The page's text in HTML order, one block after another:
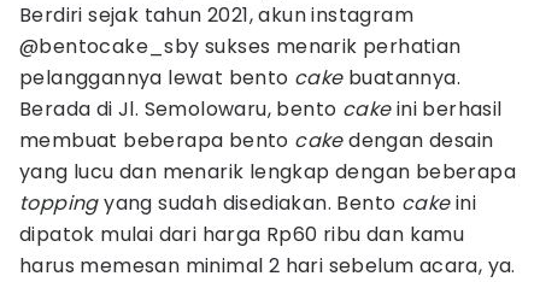
Berdiri sejak tahun 2021, akun instagram
@bentocake_sby sukses menarik perhatian
pelanggannya lewat bento cakebuatannya.
Berada di Jl. Semolowaru, bento cakeini berhasil
membuat beberapa bento cakedengan desain
yang lucu dan menarik lengkap dengan beberapa
toppingyang sudah disediakan. Bento cakeini
dipatok mulai dari harga Rp60 ribu dan kamu
harus memesan minimal 2 hari sebelum acara, ya.